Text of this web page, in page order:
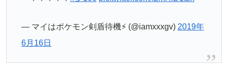
— マイはポケモン剣盾待機⚡️ (@iamxxxgv) 2019年
6月16日